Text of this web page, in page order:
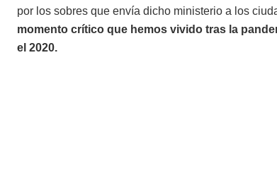
por los sobres que envía dicho ministerio a los
momento crítico que hemos vivido tras la
el 2020.